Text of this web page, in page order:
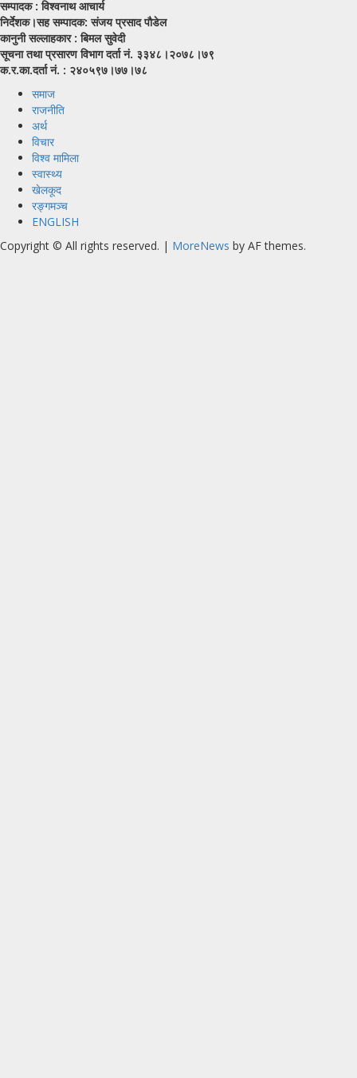
सम्पादक : विश्वनाथ आचार्य
निर्देशक।सह सम्पादक: संजय प्रसाद पाैडेल
कानुनी सल्लाहकार : बिमल सुवेदी
सूचना तथा प्रसारण विभाग दर्ता नं. ३३४८।२०७८।७९
क.र.का.दर्ता नं. : २४०५९७।७७।७८
समाज
राजनीति
अर्थ
विचार
विश्व मामिला
स्वास्थ्य
खेलकूद
रङ्गमञ्च
ENGLISH
Copyright © All rights reserved. | MoreNews by AF themes.